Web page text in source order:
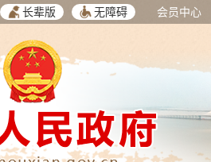
长辈版 无障碍 会员中心